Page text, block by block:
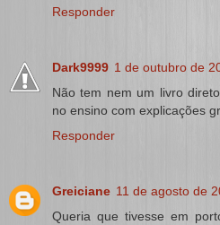
Responder
Dark9999 1 de outubro de
Não tem nem um livro
no ensino com explicações
Responder
Greiciane 11 de agosto de
Queria que tivesse em